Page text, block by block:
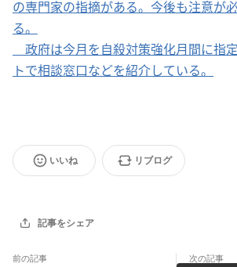
の専門家の指摘がある。今後も注意が
る。
政府は今月を自殺対策強化月間に指
トで相談窓口などを紹介している。
いいね リブログ
記事をシェア
前の記事 次の記事